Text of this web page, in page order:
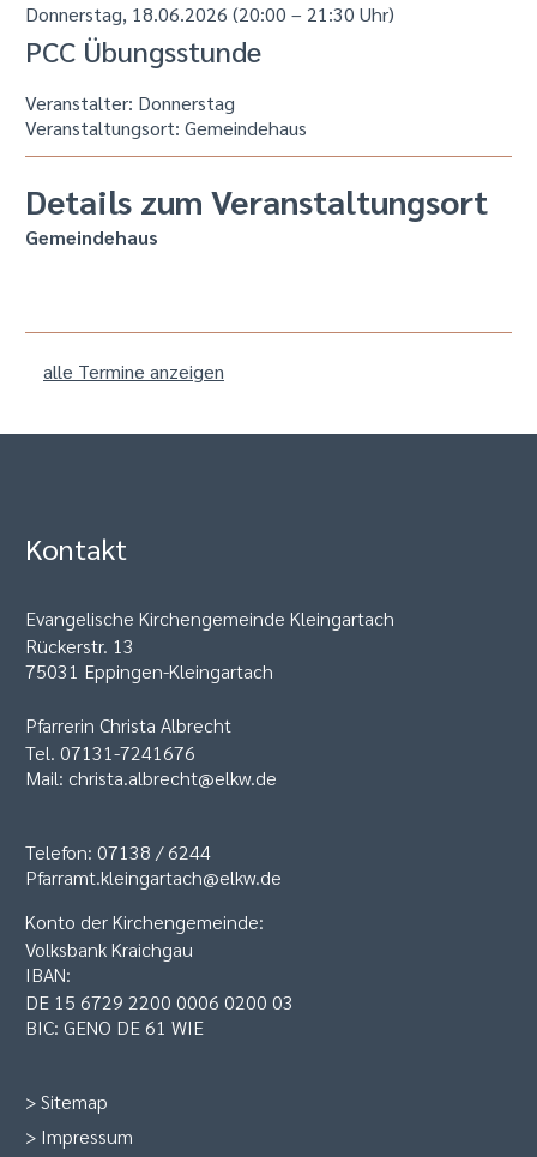
Donnerstag, 18.06.2026 (20:00 – 21:30 Uhr)
PCC Übungsstunde
Veranstalter: Donnerstag
Veranstaltungsort: Gemeindehaus
Details zum Veranstaltungsort
Gemeindehaus
alle Termine anzeigen
Kontakt
Evangelische Kirchengemeinde Kleingartach
Rückerstr. 13
75031 Eppingen-Kleingartach
Pfarrerin Christa Albrecht
Tel. 07131-7241676
Mail: christa.albrecht@elkw.de
Telefon: 07138 / 6244
Pfarramt.kleingartach@elkw.de
Konto der Kirchengemeinde:
Volksbank Kraichgau
IBAN:
DE 15 6729 2200 0006 0200 03
BIC: GENO DE 61 WIE
>Sitemap
> Impressum